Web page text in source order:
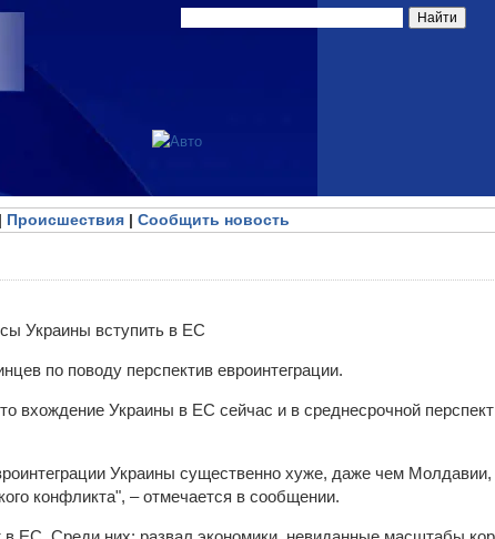
| Происшествия | Сообщить новость
по поводу перспектив евроинтеграции.
вхождение Украины в ЕС сейчас и в среднесрочной
Украины существенно хуже, даже чем Молдавии,
конфликта", – отмечается в сообщении.